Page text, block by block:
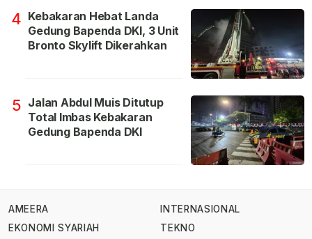
4 Kebakaran Hebat Landa
Gedung Bapenda DKI, 3 Unit
Bronto Skylift Dikerahkan
5 Jalan Abdul Muis Ditutup
Total Imbas Kebakaran
Gedung Bapenda DKI
AMEERA
EKONOMI SYARIAH
INTERNASIONAL
TEKNO